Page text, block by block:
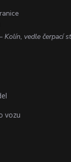
Kolín, vedle čerpací
vozu